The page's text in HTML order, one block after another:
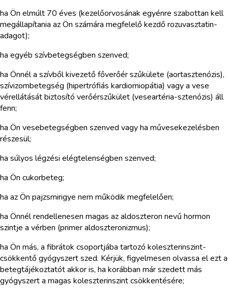
ha Ön elmúlt 70 éves (kezelőorvosának egyénre szabottan kell
megállapítania az Ön számára megfelelő kezdő rozuvasztatin-
adagot);
ha egyéb szívbetegségben szenved;
ha Önnél a szívből kivezető főverőér szűkülete (aortasztenózis),
szívizombetegség (hipertrófiás kardiomiopátia) vagy a vese
vérellátását biztosító verőérszűkület (veseartéria-sztenózis) áll
fenn;
ha Ön vesebetegségben szenved vagy ha művesekezelésben
részesül;
ha súlyos légzési elégtelenségben szenved;
ha Ön cukorbeteg;
ha az Ön pajzsmirigye nem működik megfelelően;
ha Önnél rendellenesen magas az aldoszteron nevű hormon
szintje a vérben (primer aldoszteronizmus);
ha Ön más, a fibrátok csoportjába tartozó koleszterinszint-
csökkentő gyógyszert szed. Kérjük, figyelmesen olvassa el ezt a
betegtájékoztatót akkor is, ha korábban már szedett más
gyógyszert a magas koleszterinszint csökkentésére;